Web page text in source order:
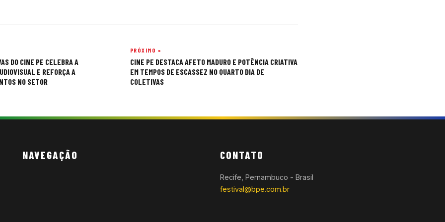
DO CINE PE CELEBRA A
E REFORÇA A
NO SETOR
PRÓXIMO »
CINE PE DESTACA AFETO MADURO E POTÊNCIA CRIATIVA
EM TEMPOS DE ESCASSEZ NO QUARTO DIA DE
COLETIVAS
NAVEGAÇÃO CONTATO
Recife, Pernambuco - Brasil
festival@bpe.com.br